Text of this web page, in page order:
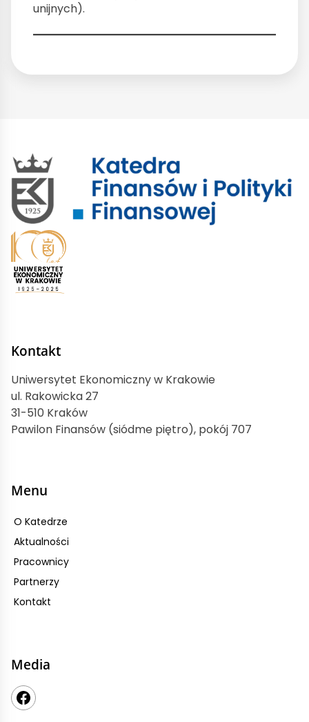
unijnych).
Kontakt
Uniwersytet Ekonomiczny w Krakowie
ul. Rakowicka 27
31-510 Kraków
Pawilon Finansów (siódme piętro), pokój 707
Menu
O Katedrze
Aktualności
Pracownicy
Partnerzy
Kontakt
Media